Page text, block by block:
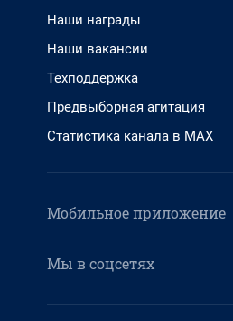
Наши награды
Наши вакансии
Техподдержка
Предвыборная агитация
Статистика канала в MAX
Мобильное приложение
Мы в соцсетях